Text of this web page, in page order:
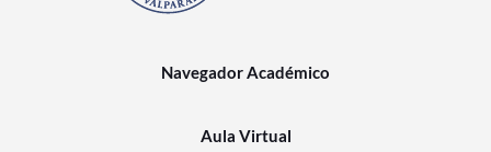
Navegador Académico
Aula Virtual